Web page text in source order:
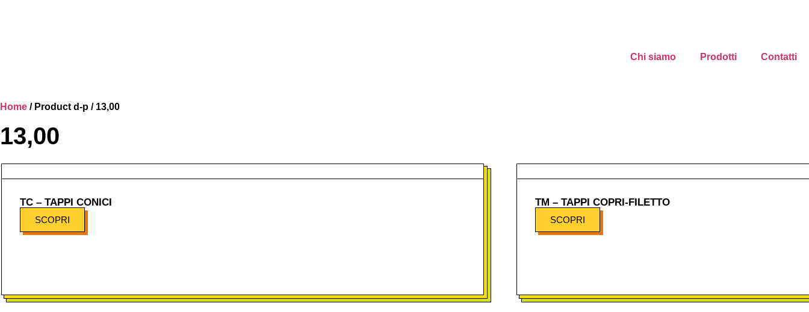
Chi siamo Prodotti Contatti
Home / Product d-p / 13,00
13,00
TC – TAPPI CONICI
SCOPRI
TM – TAPPI COPRI-FILETTO
SCOPRI